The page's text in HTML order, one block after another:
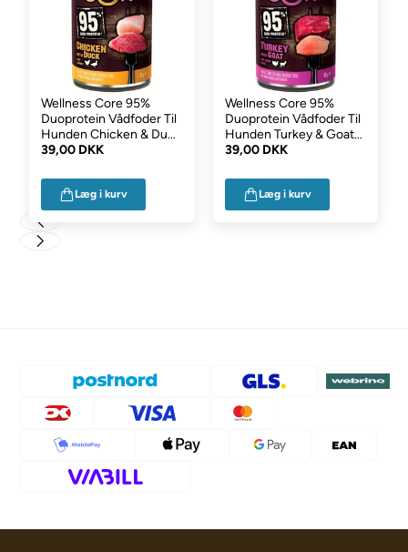
Wellness Core 95%
Duoprotein Vådfoder Til
Hunden Chicken & Duck
400g
39,00 DKK
Læg i kurv
Wellness Core 95%
Duoprotein Vådfoder Til
Hunden Turkey & Goat
400g
39,00 DKK
Læg i kurv